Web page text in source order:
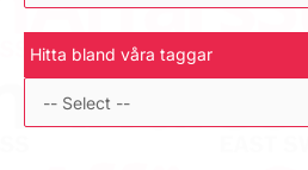
Hitta bland våra taggar